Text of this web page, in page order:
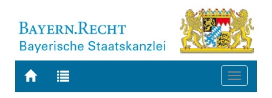
Zur
Zur
Toggle